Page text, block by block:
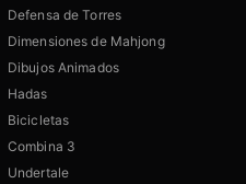
Defensa de Torres
Dimensiones de Mahjong
Dibujos Animados
Hadas
Bicicletas
Combina 3
Undertale